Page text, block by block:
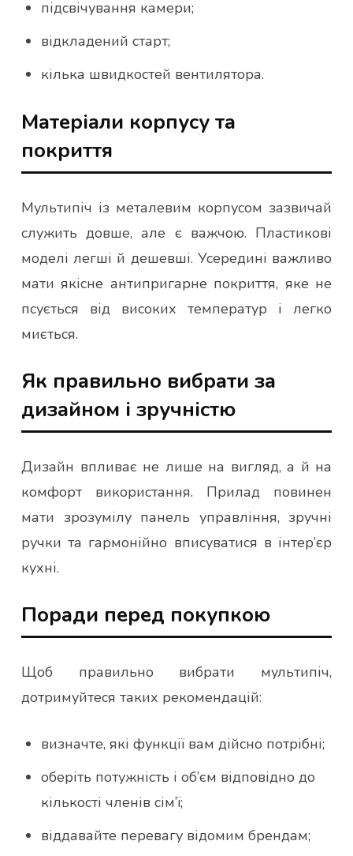
підсвічування камери;
відкладений старт;
кілька швидкостей вентилятора.
Матеріали корпусу та
покриття
Мультипіч із металевим корпусом зазвичай
служить довше, але є важчою. Пластикові
моделі легші й дешевші. Усередині важливо
мати якісне антипригарне покриття, яке не
псується від високих температур і легко
миється.
Як правильно вибрати за
дизайном і зручністю
Дизайн впливає не лише на вигляд, а й на
комфорт використання. Прилад повинен
мати зрозумілу панель управління, зручні
ручки та гармонійно вписуватися в інтер’єр
кухні.
Поради перед покупкою
Щоб правильно вибрати мультипіч,
дотримуйтеся таких рекомендацій:
визначте, які функції вам дійсно потрібні;
оберіть потужність і об’єм відповідно до
кількості членів сім’ї;
віддавайте перевагу відомим брендам;